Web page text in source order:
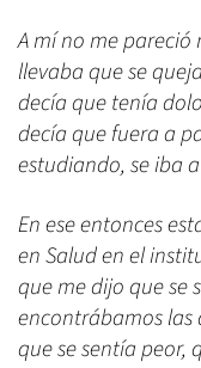
A mí no me pareció
llevaba que se
decía que tenía
decía que fuera a
estudiando, se iba
En ese entonces
en Salud en el
que me dijo que se
encontrábamos las
que se sentía peor,